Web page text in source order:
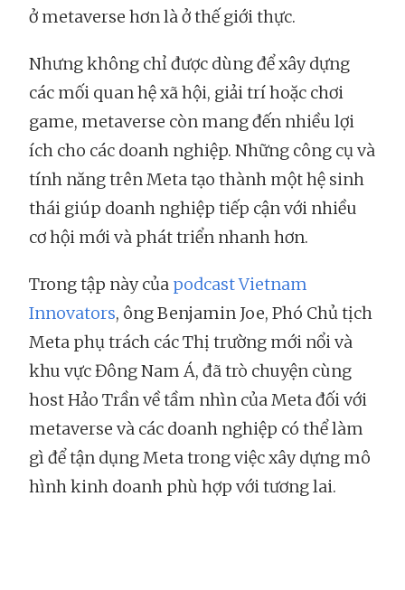
ở metaverse hơn là ở thế giới thực.
Nhưng không chỉ được dùng để xây dựng
các mối quan hệ xã hội, giải trí hoặc chơi
game, metaverse còn mang đến nhiều lợi
ích cho các doanh nghiệp. Những công cụ và
tính năng trên Meta tạo thành một hệ sinh
thái giúp doanh nghiệp tiếp cận với nhiều
cơ hội mới và phát triển nhanh hơn.
Trong tập này của podcast Vietnam
Innovators, ông Benjamin Joe, Phó Chủ tịch
Meta phụ trách các Thị trường mới nổi và
khu vực Đông Nam Á, đã trò chuyện cùng
host Hảo Trần về tầm nhìn của Meta đối với
metaverse và các doanh nghiệp có thể làm
gì để tận dụng Meta trong việc xây dựng mô
hình kinh doanh phù hợp với tương lai.